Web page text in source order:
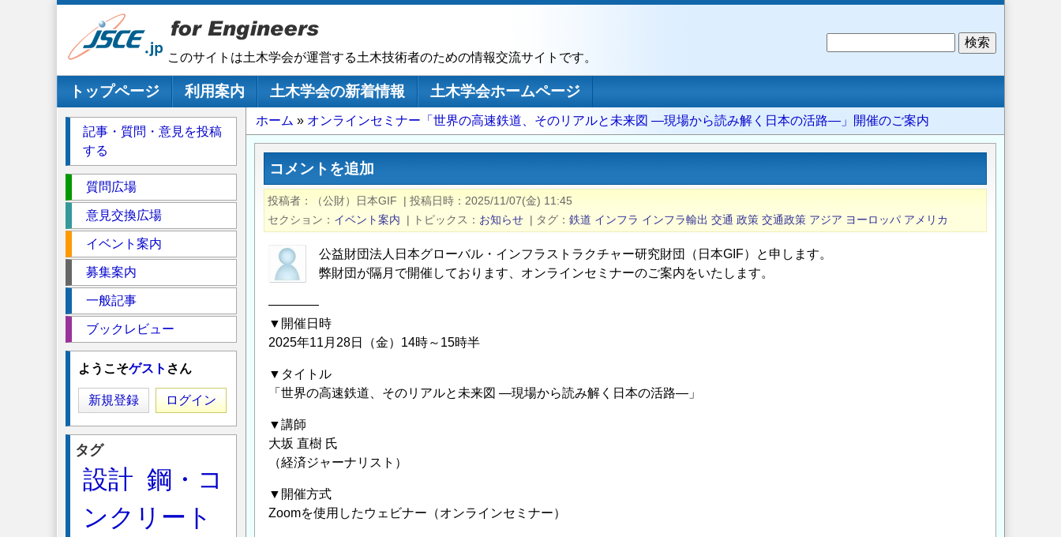
このサイトは土木学会が運営する土木技術者のための情報交流サイトです。
メインナビゲーション
トップページ 利用案内 土木学会の新着情報
土木学会ホームページ
パ
ン
ず
ホーム オンラインセミナー「世界の高速鉄道、そのリアルと未来図 ―現場から読み解く日本の活路―」開催のご案内
コメントを追加
投稿者 （公財）日本GIF | 投稿日時
2025/11/07(金) 11:45
セクション
イベント案内 | トピックス お知らせ | タグ 鉄道 インフラ インフラ輸出 交通 政策 交通政策 アジア ヨーロッパ アメリカ
公益財団法人日本グローバル・インフラストラクチャー研究財団（日本GIF）と申します。
弊財団が隔月で開催しております、オンラインセミナーのご案内をいたします。
――――
▼開催日時
2025年11月28日（金）14時～15時半
▼タイトル
「世界の高速鉄道、そのリアルと未来図 ―現場から読み解く日本の活路―」
▼講師
大坂 直樹 氏
（経済ジャーナリスト）
▼開催方式
Zoomを使用したウェビナー（オンラインセミナー）
記事・質問・意見を投稿
する
ク
シ
質問広場
意見交換広場
イベント案内
募集案内
一般記事
ブックレビュー
ようこそゲスト さん
新規登録 ログイン
タグ
設計 鋼・コ
ンクリート